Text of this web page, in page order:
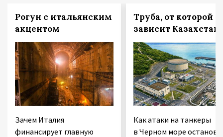
Рогун с итальянским
акцентом
Зачем Италия
финансирует главную
Труба, от которой
зависит Казахстан
Как атаки на танкеры
в Черном море